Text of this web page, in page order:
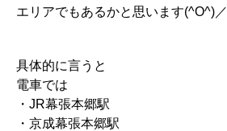
エリアでもあるかと思います(^O^)／
具体的に言うと
電車では
・JR幕張本郷駅
・京成幕張本郷駅